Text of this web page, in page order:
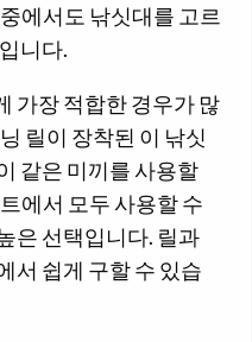
에서도 낚싯대를 고르
니다.
가장 적합한 경우가 많
릴이 장착된 이 낚싯
같은 미끼를 사용할
에서 모두 사용할 수
은 선택입니다. 릴과
서 쉽게 구할 수 있습